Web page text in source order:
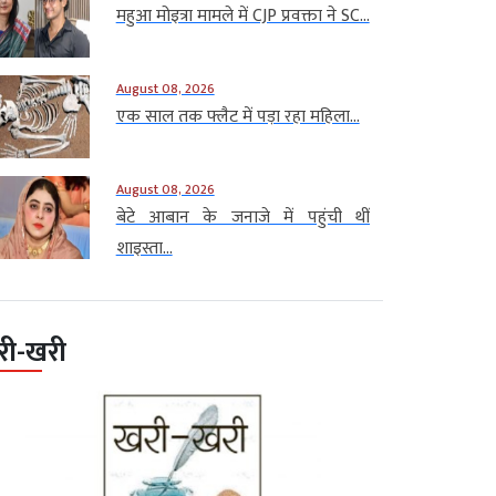
महुआ मोइत्रा मामले में CJP प्रवक्ता ने SC...
August 08, 2026
एक साल तक फ्लैट में पड़ा रहा महिला...
August 08, 2026
बेटे आबान के जनाजे में पहुंची थीं
शाइस्ता...
खरी